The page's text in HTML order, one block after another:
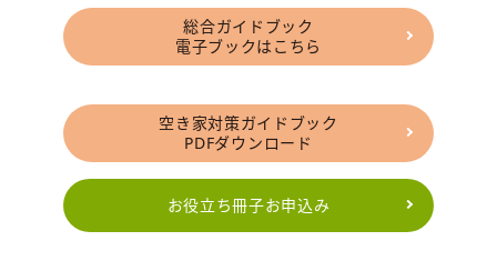
総合ガイドブック
電子ブックはこちら
空き家対策ガイドブック
PDFダウンロード
お役立ち冊子お申込み